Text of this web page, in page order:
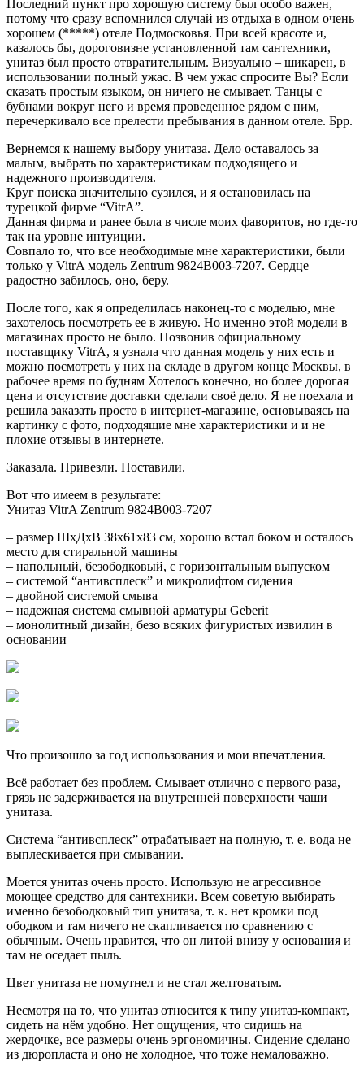
Последний пункт про хорошую систему был особо важен,
потому что сразу вспомнился случай из отдыха в одном очень
хорошем (*****) отеле Подмосковья. При всей красоте и,
казалось бы, дороговизне установленной там сантехники,
унитаз был просто отвратительным. Визуально – шикарен, в
использовании полный ужас. В чем ужас спросите Вы? Если
сказать простым языком, он ничего не смывает. Танцы с
бубнами вокруг него и время проведенное рядом с ним,
перечеркивало все прелести пребывания в данном отеле. Брр.
Вернемся к нашему выбору унитаза. Дело оставалось за
малым, выбрать по характеристикам подходящего и
надежного производителя.
Круг поиска значительно сузился, и я остановилась на
турецкой фирме “VitrA”.
Данная фирма и ранее была в числе моих фаворитов, но где-то
так на уровне интуиции.
Совпало то, что все необходимые мне характеристики, были
только у VitrA модель Zentrum 9824B003-7207. Сердце
радостно забилось, оно, беру.
После того, как я определилась наконец-то с моделью, мне
захотелось посмотреть ее в живую. Но именно этой модели в
магазинах просто не было. Позвонив официальному
поставщику VitrA, я узнала что данная модель у них есть и
можно посмотреть у них на складе в другом конце Москвы, в
рабочее время по будням Хотелось конечно, но более дорогая
цена и отсутствие доставки сделали своё дело. Я не поехала и
решила заказать просто в интернет-магазине, основываясь на
картинку с фото, подходящие мне характеристики и и не
плохие отзывы в интернете.
Заказала. Привезли. Поставили.
Вот что имеем в результате:
Унитаз VitrA Zentrum 9824B003-7207
– размер ШхДхВ 38х61х83 см, хорошо встал боком и осталось
место для стиральной машины
– напольный, безободковый, с горизонтальным выпуском
– системой “антивсплеск” и микролифтом сидения
– двойной системой смыва
– надежная система смывной арматуры Geberit
– монолитный дизайн, безо всяких фигуристых извилин в
основании
Что произошло за год использования и мои впечатления.
Всё работает без проблем. Смывает отлично с первого раза,
грязь не задерживается на внутренней поверхности чаши
унитаза.
Система “антивсплеск” отрабатывает на полную, т. е. вода не
выплескивается при смывании.
Моется унитаз очень просто. Использую не агрессивное
моющее средство для сантехники. Всем советую выбирать
именно безободковый тип унитаза, т. к. нет кромки под
ободком и там ничего не скапливается по сравнению с
обычным. Очень нравится, что он литой внизу у основания и
там не оседает пыль.
Цвет унитаза не помутнел и не стал желтоватым.
Несмотря на то, что унитаз относится к типу унитаз-компакт,
сидеть на нём удобно. Нет ощущения, что сидишь на
жердочке, все размеры очень эргономичны. Сидение сделано
из дюропласта и оно не холодное, что тоже немаловажно.